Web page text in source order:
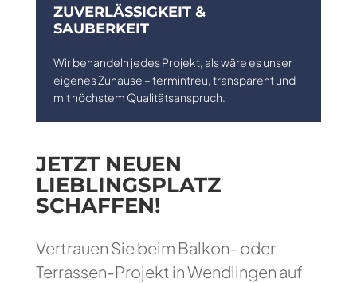
ZUVERLÄSSIGKEIT &
SAUBERKEIT
Wir behandeln jedes Projekt, als wäre es unser
eigenes Zuhause – termintreu, transparent und
mit höchstem Qualitätsanspruch.
JETZT NEUEN
LIEBLINGSPLATZ
SCHAFFEN!
Vertrauen Sie beim Balkon- oder
Terrassen-Projekt in Wendlingen auf